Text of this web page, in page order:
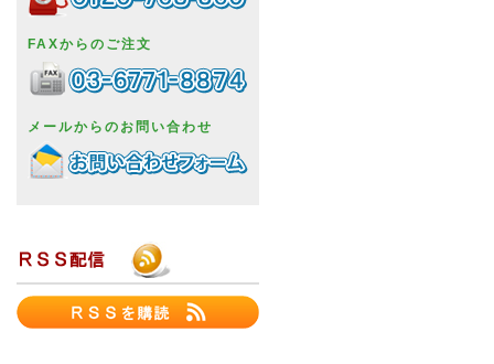
FAXからのご注文
メールからのお問い合わせ